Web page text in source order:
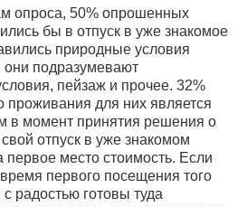
опроса, 50% опрошенных
бы в отпуск в уже знакомое
природные условия
они подразумевают
пейзаж и прочее. 32%
проживания для них является
момент принятия решения о
отпуск в уже знакомом
первое место стоимость. Если
первого посещения того
радостью готовы туда